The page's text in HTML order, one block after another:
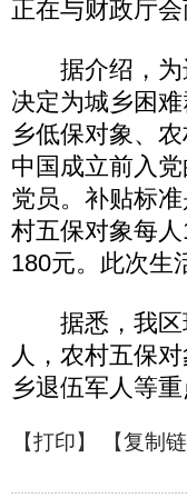
正在与财政厅
据介绍，为
决定为城乡困
乡低保对象、
中国成立前入
党员。补贴标
村五保对象每
180元。此次生
据悉，我区
人，农村五保
乡退伍军人等重
【打印】 【复制